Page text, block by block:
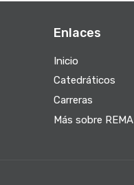
Enlaces
Inicio
Catedráticos
Carreras
Más sobre REMA